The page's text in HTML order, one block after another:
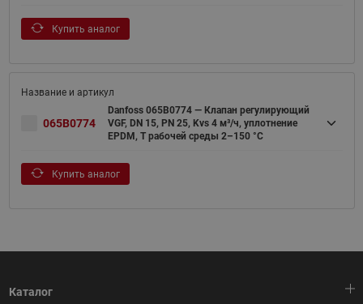
Купить аналог
065B0774
Danfoss 065B0774 — Клапан регулирующий
VGF, DN 15, PN 25, Kvs 4 м³/ч, уплотнение
EPDM, T рабочей среды 2–150 °С
Купить аналог
Каталог